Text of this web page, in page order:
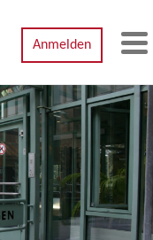
Anmelden